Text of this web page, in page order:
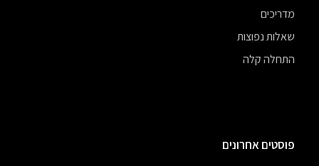
מדריכים
שאלות נפוצות
התחלה קלה
פוסטים אחרונים